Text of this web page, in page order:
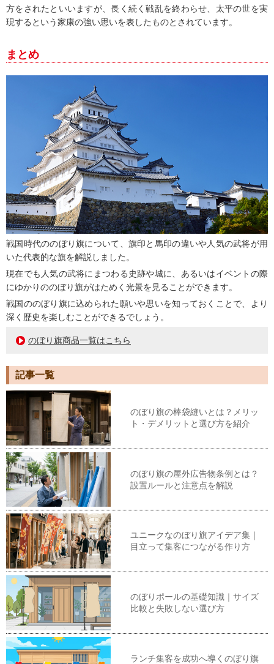
方をされたといいますが、長く続く戦乱を終わらせ、太平の世を実
現するという家康の強い思いを表したものとされています。
まとめ
戦国時代ののぼり旗について、旗印と馬印の違いや人気の武将が用
いた代表的な旗を解説しました。
現在でも人気の武将にまつわる史跡や城に、あるいはイベントの際
にゆかりののぼり旗がはためく光景を見ることができます。
戦国ののぼり旗に込められた願いや思いを知っておくことで、より
深く歴史を楽しむことができるでしょう。
のぼり旗商品一覧はこちら
記事一覧
のぼり旗の棒袋縫いとは？メリッ
ト・デメリットと選び方を紹介
のぼり旗の屋外広告物条例とは？
設置ルールと注意点を解説
ユニークなのぼり旗アイデア集｜
目立って集客につながる作り方
のぼりポールの基礎知識｜サイズ
比較と失敗しない選び方
ランチ集客を成功へ導くのぼり旗